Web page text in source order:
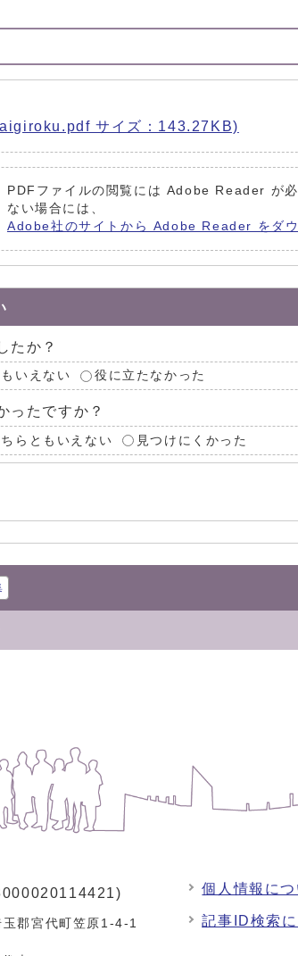
サイズ：143.27KB)
PDFファイルの閲覧には Adobe Reader が
ない場合には、
Adobe社のサイトから Adobe Reader をダウ
たか？
いえない 役に立たなかった
ったですか？
ちらともいえない 見つけにくかった
郡宮代町笠原1-4-1
個人情報につ
記事ID検索